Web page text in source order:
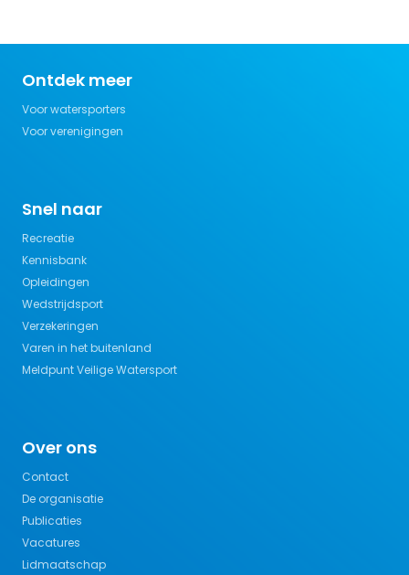
Ontdek meer
Voor watersporters
Voor verenigingen
Snel naar
Recreatie
Kennisbank
Opleidingen
Wedstrijdsport
Verzekeringen
Varen in het buitenland
Meldpunt Veilige Watersport
Over ons
Contact
De organisatie
Publicaties
Vacatures
Lidmaatschap